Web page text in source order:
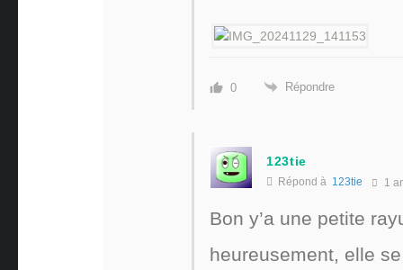
0 Répondre
123tie
Répond à 123tie 1
Bon y’a une petite
heureusement, elle